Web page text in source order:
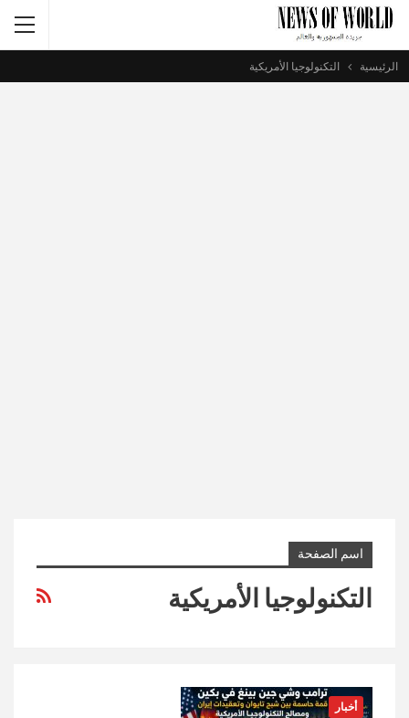
الرئيسية التكنولوجيا الأمريكية
اسم الصفحة
التكنولوجيا الأمريكية
أخبار